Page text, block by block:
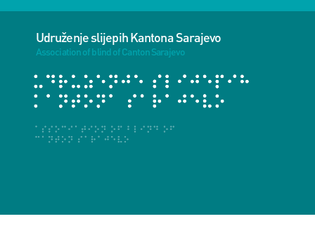
Udruženje slijepih Kantona Sarajevo
Association of blind of Canton Sarajevo